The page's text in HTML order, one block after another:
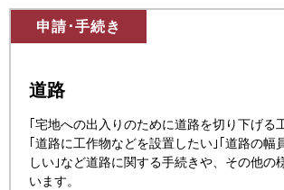
申請･手続き
道路
｢宅地への出入りのために道路を切り下げる
｢道路に工作物などを設置したい｣｢道路の幅
しい｣など道路に関する手続きや、その他の
います。